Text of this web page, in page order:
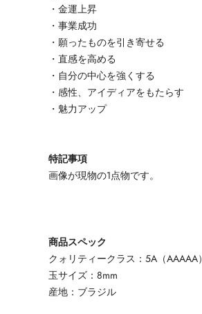
・金運上昇
・事業成功
・願ったものを引き寄せる
・直感を高める
・自分の中心を強くする
・感性、アイディアをもたらす
・魅力アップ
特記事項
画像が現物の1点物です。
商品スペック
クォリティークラス：5A（AAAAA）
玉サイズ：8mm
産地：ブラジル